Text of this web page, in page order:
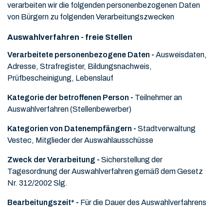
verarbeiten wir die folgenden personenbezogenen Daten
von Bürgern zu folgenden Verarbeitungszwecken
Auswahlverfahren - freie Stellen
Verarbeitete personenbezogene Daten - Ausweisdaten,
Adresse, Strafregister, Bildungsnachweis,
Prüfbescheinigung, Lebenslauf
Kategorie der betroffenen Person - Teilnehmer an
Auswahlverfahren (Stellenbewerber)
Kategorien von Datenempfängern - Stadtverwaltung
Vestec, Mitglieder der Auswahlausschüsse
Zweck der Verarbeitung - Sicherstellung der
Tagesordnung der Auswahlverfahren gemäß dem Gesetz
Nr. 312/2002 Slg.
Bearbeitungszeit* - Für die Dauer des Auswahlverfahrens